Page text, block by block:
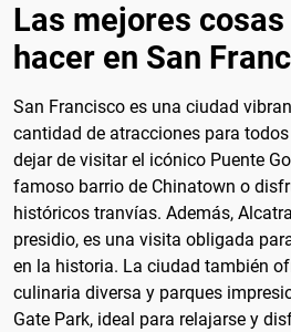
Las mejores
hacer en San
San Francisco es una ciudad
cantidad de atracciones para
dejar de visitar el icónico Puente
famoso barrio de Chinatown o
históricos tranvías. Además,
presidio, es una visita obligada
en la historia. La ciudad también
culinaria diversa y parques
Gate Park, ideal para relajarse y